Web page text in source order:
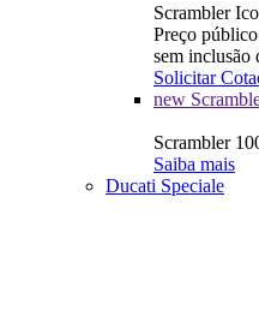
Scrambler
Preço
sem inclusão
Solicitar
new
Scrambler
Saiba mais
Ducati Speciale